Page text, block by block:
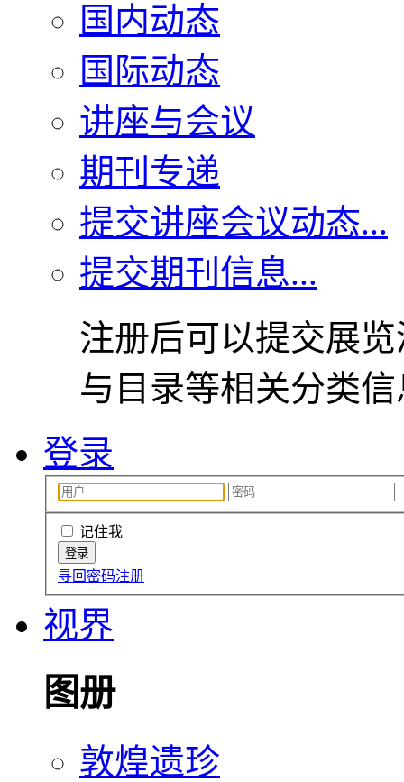
国内动态
国际动态
讲座与会议
期刊专递
提交讲座会议动态...
提交期刊信息...
注册后可以提交展
与目录等相关分类
登录
记住我
寻回密码注册
视界
图册
敦煌遗珍